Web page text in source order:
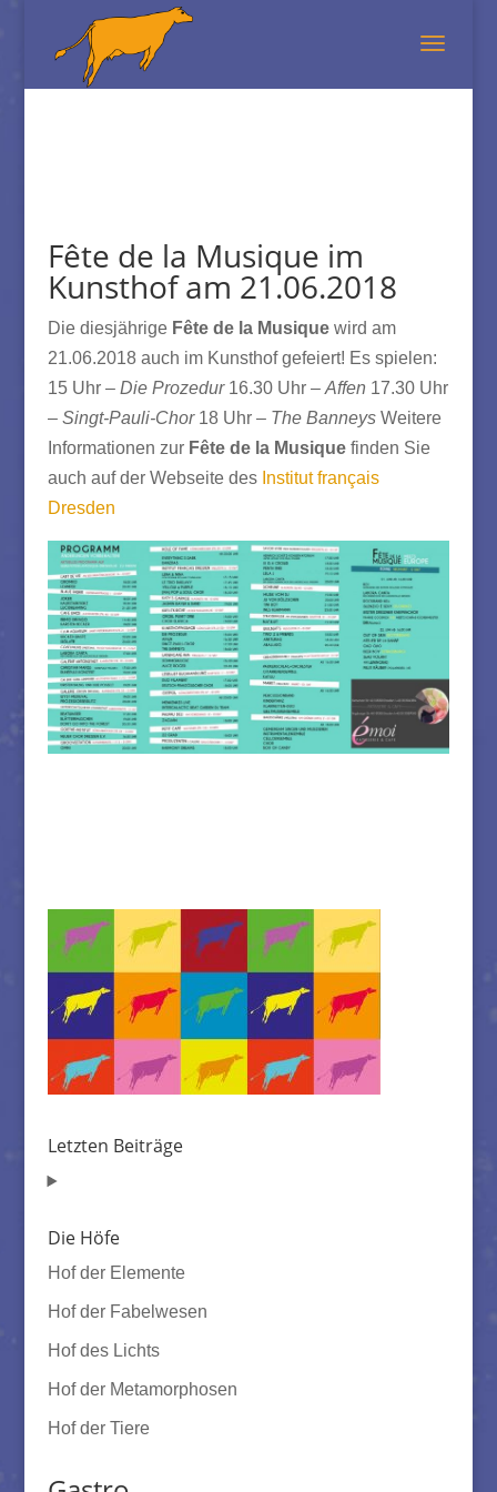
Fête de la Musique im
Kunsthof am 21.06.2018
Die diesjährige Fête de la Musiquewird am
21.06.2018 auch im Kunsthof gefeiert! Es spielen:
15 Uhr – Die Prozedur16.30 Uhr – Affen 17.30 Uhr
– Singt-Pauli-Chor18 Uhr – The BanneysWeitere
Informationen zur Fête de la Musique finden Sie
auch auf der Webseite des Institut français
Dresden
Letzten Beiträge
Die Höfe
Hof der Elemente
Hof der Fabelwesen
Hof des Lichts
Hof der Metamorphosen
Hof der Tiere